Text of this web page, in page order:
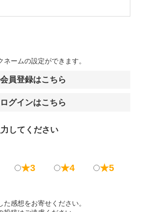
ームの設定ができます。
会員登録はこちら
ログインはこちら
してください
★3 ★4 ★5
感想をお寄せください。